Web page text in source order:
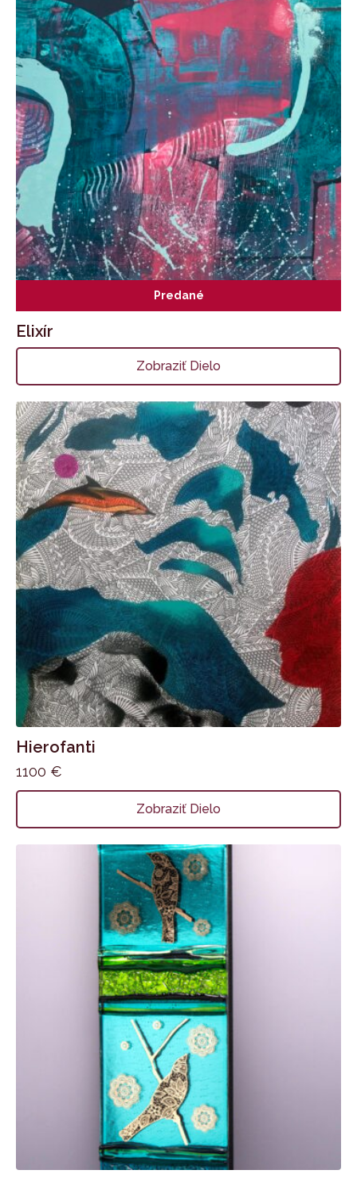
Predané
Elixír
Zobraziť Dielo
Hierofanti
1100 €
Zobraziť Dielo